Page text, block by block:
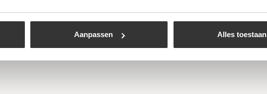
Aanpassen Alles toestaan